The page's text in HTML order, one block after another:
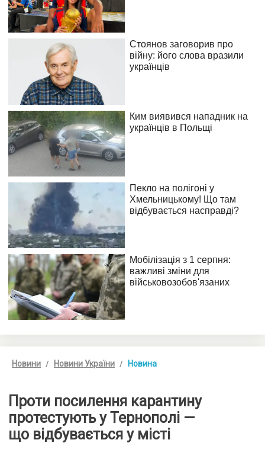
Новини Новини України Новина
Проти посилення карантину
протестують у Тернополі —
що відбувається у місті